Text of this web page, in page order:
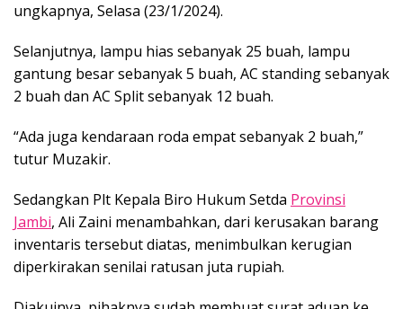
ungkapnya, Selasa (23/1/2024).
Selanjutnya, lampu hias sebanyak 25 buah, lampu
gantung besar sebanyak 5 buah, AC standing sebanyak
2 buah dan AC Split sebanyak 12 buah.
“Ada juga kendaraan roda empat sebanyak 2 buah,”
tutur Muzakir.
Sedangkan Plt Kepala Biro Hukum Setda Provinsi
Jambi, Ali Zaini menambahkan, dari kerusakan barang
inventaris tersebut diatas, menimbulkan kerugian
diperkirakan senilai ratusan juta rupiah.